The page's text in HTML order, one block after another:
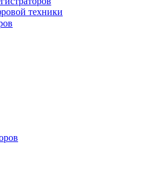
техники